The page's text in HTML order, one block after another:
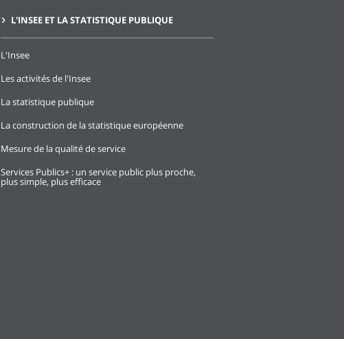
L'INSEE ET LA STATISTIQUE PUBLIQUE
L'Insee
Les activités de l'Insee
La statistique publique
La construction de la statistique européenne
Mesure de la qualité de service
Services Publics+ : un service public plus proche,
plus simple, plus efficace